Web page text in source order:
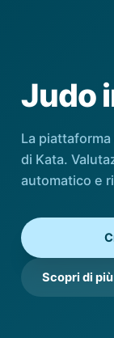
Judo
La
di Kata.
automatico e
Scopri di più